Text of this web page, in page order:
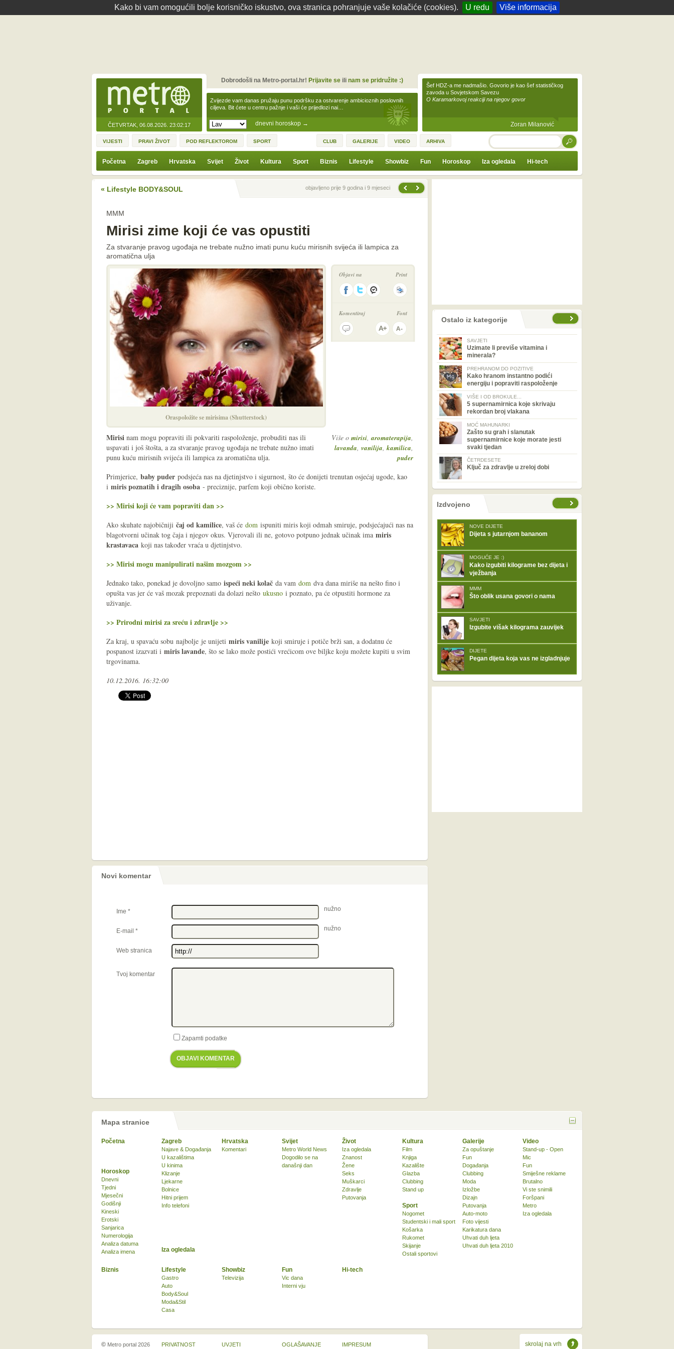
Kako bi vam omogućili bolje korisničko iskustvo, ova stranica pohranjuje vaše kolačiće (cookies). U redu Više informacija
ČETVRTAK, 06.08.2026. 23:02:17 dnevni horoskop →
Zvijezde vam danas pružaju punu podršku za ostvarenje ambicioznih poslovnih
ciljeva. Bit ćete u centru pažnje i vaši će prijedlozi nai…
Dobrodošli na Metro-portal.hr! Prijavite seili nam se pridružite :)
Šef HDZ-a me nadmašio. Govorio je kao šef statističkog
zavoda u Sovjetskom Savezu
O Karamarkovoj reakciji na njegov govor
Zoran Milanović
VIJESTI PRAVI ŽIVOT POD REFLEKTOROM SPORT CLUB GALERIJE VIDEO ARHIVA TRAŽI
Početna Zagreb Hrvatska Svijet Život Kultura Sport Biznis Lifestyle Showbiz Fun Horoskop Iza ogledala Hi-tech
« Lifestyle BODY&SOUL Prethodna vijestobjavljeno prije 9 godina i 9 mjeseci
MMM
Mirisi zime koji će vas opustiti
Za stvaranje pravog ugođaja ne trebate nužno imati punu kuću mirisnih svijeća ili lampica za
aromatična ulja
Oraspoložite se mirisima (Shutterstock)
Objavi na Print
Komentiraj Font
Više o mirisi,aromaterapija,
lavanda, vanilija,kamilica,
puder
Mirisi nam mogu popraviti ili pokvariti raspoloženje, probuditi nas ili
uspavati i još štošta, a za stvaranje pravog ugođaja ne trebate nužno imati
punu kuću mirisnih svijeća ili lampica za aromatična ulja.
Primjerice, baby puder podsjeća nas na djetinjstvo i sigurnost, što će donijeti trenutan osjećaj ugode, kao
i miris poznatih i dragih osoba - preciznije, parfem koji obično koriste.
>> Mirisi koji će vam popraviti dan >>
Ako skuhate najobičniji čaj od kamilice, vaš će dom ispuniti miris koji odmah smiruje, podsjećajući nas na
blagotvorni učinak tog čaja i njegov okus. Vjerovali ili ne, gotovo potpuno jednak učinak ima miris
krastavaca koji nas također vraća u djetinjstvo.
>> Mirisi mogu manipulirati našim mozgom >>
Jednako tako, ponekad je dovoljno samo ispeći neki kolač da vam dom dva dana miriše na nešto fino i
opušta vas jer će vaš mozak prepoznati da dolazi nešto ukusno i poznato, pa će otpustiti hormone za
uživanje.
>> Prirodni mirisi za sreću i zdravlje >>
Za kraj, u spavaću sobu najbolje je unijeti miris vanilije koji smiruje i potiče brži san, a dodatnu će
pospanost izazvati i miris lavande, što se lako može postići vrećicom ove biljke koju možete kupiti u svim
trgovinama.
10.12.2016. 16:32:00
Novi komentar
Ime * nužno
E-mail * nužno
Web stranica
Tvoj komentar
Zapamti podatke
OBJAVI KOMENTAR
prethodno Ostalo iz kategorije
SAVJETI
Uzimate li previše vitamina i
minerala?
PREHRANOM DO POZITIVE
Kako hranom instantno podići
energiju i popraviti raspoloženje
VIŠE I OD BROKULE...
5 supernamirnica koje skrivaju
rekordan broj vlakana
MOĆ MAHUNARKI
Zašto su grah i slanutak
supernamirnice koje morate jesti
svaki tjedan
ČETRDESETE
Ključ za zdravlje u zreloj dobi
nema prethodne stranice
sljedećeIzdvojeno
NOVE DIJETE
Dijeta s jutarnjom bananom
MOGUĆE JE :)
Kako izgubiti kilograme bez dijeta i
vježbanja
MMM
Što oblik usana govori o nama
SAVJETI
Izgubite višak kilograma zauvijek
DIJETE
Pegan dijeta koja vas ne izgladnjuje
Mapa stranice
Početna Zagreb
Najave & Događanja
U kazalištima
U kinima
Klizanje
Ljekarne
Bolnice
Hitni prijem
Info telefoni
Hrvatska
Komentari
Svijet
Metro World News
Dogodilo se na
današnji dan
Život
Iza ogledala
Znanost
Žene
Seks
Muškarci
Zdravlje
Putovanja
Kultura
Film
Knjiga
Kazalište
Glazba
Clubbing
Stand up
Sport
Nogomet
Studentski i mali sport
Košarka
Rukomet
Skijanje
Ostali sportovi
Biznis Lifestyle
Gastro
Auto
Body&Soul
Moda&Stil
Casa
Showbiz
Televizija
Fun
Vic dana
Interni vju
Horoskop
Dnevni
Tjedni
Mjesečni
Godišnji
Kineski
Erotski
Sanjarica
Numerologija
Analiza datuma
Analiza imena
Iza ogledala
Hi-tech
Galerije
Za opuštanje
Fun
Događanja
Clubbing
Moda
Izložbe
Dizajn
Putovanja
Auto-moto
Foto vijesti
Karikatura dana
Uhvati duh ljeta
Uhvati duh ljeta 2010
Video
Stand-up - Open
Mic
Fun
Smiješne reklame
Brutalno
Vi ste snimili
Foršpani
Metro
Iza ogledala
skrolaj na vrh
© Metro portal 2026 PRIVATNOST UVJETI OGLAŠAVANJE IMPRESUM